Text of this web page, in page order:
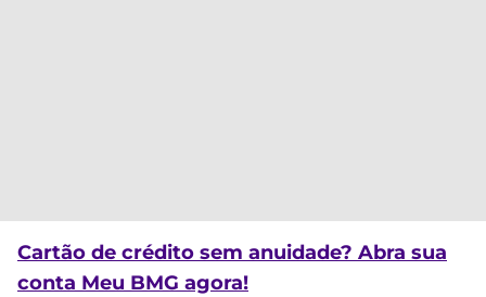
Cartão de crédito sem anuidade? Abra sua
conta Meu BMG agora!